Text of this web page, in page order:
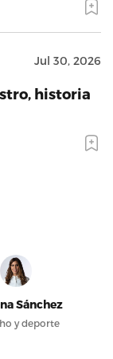
Jul 30, 2026
historia
Sánchez
y deporte